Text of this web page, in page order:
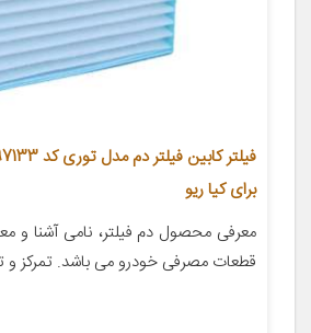
برای کیا ریو
معرفی محصول دم فیلتر، نامی آشنا و
قطعات مصرفی خودرو می باشد.